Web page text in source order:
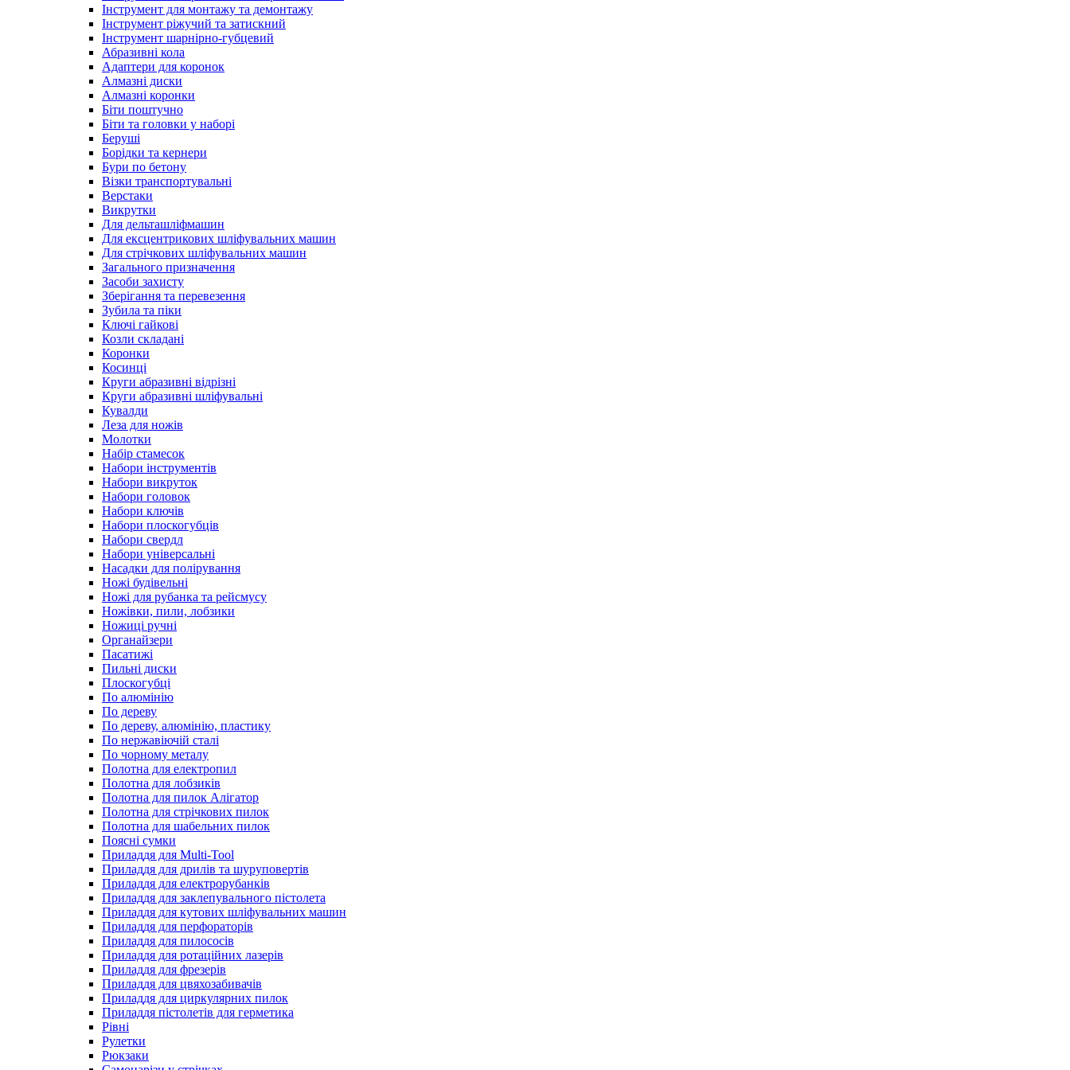
Інструмент для монтажу та демонтажу
Інструмент ріжучий та затискний
Інструмент шарнірно-губцевий
Абразивні кола
Адаптери для коронок
Алмазні диски
Алмазні коронки
Біти поштучно
Біти та головки у наборі
Беруші
Борідки та кернери
Бури по бетону
Візки транспортувальні
Верстаки
Викрутки
Для дельташліфмашин
Для ексцентрикових шліфувальних машин
Для стрічкових шліфувальних машин
Загального призначення
Засоби захисту
Зберігання та перевезення
Зубила та піки
Ключі гайкові
Козли складані
Коронки
Косинці
Круги абразивні відрізні
Круги абразивні шліфувальні
Кувалди
Леза для ножів
Молотки
Набір стамесок
Набори інструментів
Набори викруток
Набори головок
Набори ключів
Набори плоскогубців
Набори свердл
Набори універсальні
Насадки для полірування
Ножі будівельні
Ножі для рубанка та рейсмусу
Ножівки, пили, лобзики
Ножиці ручні
Органайзери
Пасатижі
Пильні диски
Плоскогубці
По алюмінію
По дереву
По дереву, алюмінію, пластику
По нержавіючій сталі
По чорному металу
Полотна для електропил
Полотна для лобзиків
Полотна для пилок Алігатор
Полотна для стрічкових пилок
Полотна для шабельних пилок
Поясні сумки
Приладдя для Multi-Tool
Приладдя для дрилів та шуруповертів
Приладдя для електрорубанків
Приладдя для заклепувального пістолета
Приладдя для кутових шліфувальних машин
Приладдя для перфораторів
Приладдя для пилососів
Приладдя для ротаційних лазерів
Приладдя для фрезерів
Приладдя для цвяхозабивачів
Приладдя для циркулярних пилок
Приладдя пістолетів для герметика
Рівні
Рулетки
Рюкзаки